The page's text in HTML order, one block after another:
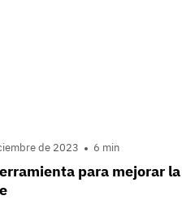
de 2023 6 min
para mejorar la